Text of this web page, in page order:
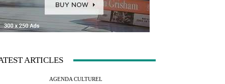
ARTICLES
AGENDA CULTUREL